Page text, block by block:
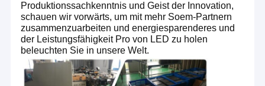
Produktionssachkenntnis und Geist der Innovation,
schauen wir vorwärts, um mit mehr Soem-Partnern
zusammenzuarbeiten und energiesparenderes und
der Leistungsfähigkeit Pro von LED zu holen
beleuchten Sie in unsere Welt.